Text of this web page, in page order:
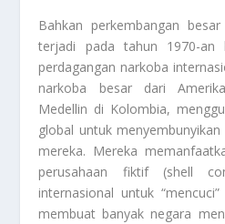
Bahkan perkembangan
terjadi pada tahun 1970-an
perdagangan narkoba
narkoba besar dari
Medellin di Kolombia,
global untuk
mereka. Mereka
perusahaan fiktif (shell
internasional untuk
membuat banyak negara